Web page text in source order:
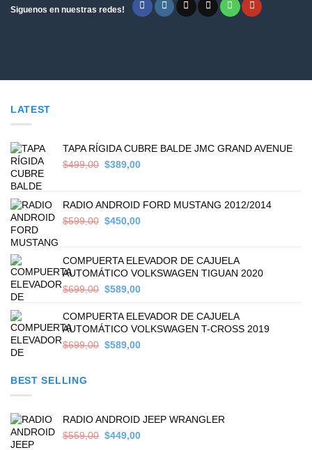
Siguenos en nuestras redes!
LATEST
TAPA RÍGIDA CUBRE BALDE JMC GRAND AVENUE
$499,00 Original
$499,00.
$389,00Current
$389,00.
RADIO ANDROID FORD MUSTANG 2012/2014
$599,00 Original
$599,00.
$450,00Current
$450,00.
COMPUERTA ELEVADOR DE CAJUELA
AUTOMÁTICO VOLKSWAGEN TIGUAN 2020
$699,00 Original
was:
$699,00.
$589,00Current
is:
$589,00.
COMPUERTA ELEVADOR DE CAJUELA
AUTOMÁTICO VOLKSWAGEN T-CROSS 2019
$699,00 Original
$589,00Current
BEST SELLING
RADIO ANDROID JEEP WRANGLER
$559,00 Original
$449,00Current